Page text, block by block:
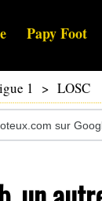
Papy Foot
1 > LOSC
sur